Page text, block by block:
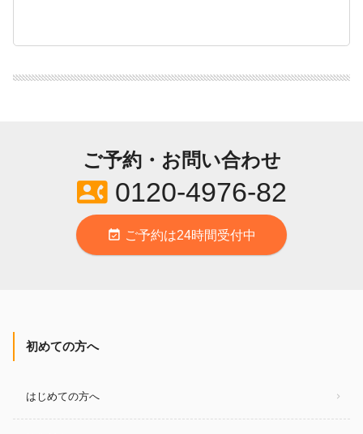
ご予約・お問い合わせ
contact_phone0120-4976-82
event_available ご予約は24時間受付中
初めての方へ
はじめての方へ